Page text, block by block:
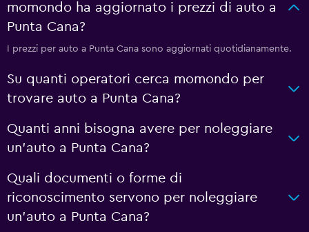
momondo ha aggiornato i prezzi di auto a
Punta Cana?
I prezzi per auto a Punta Cana sono aggiornati quotidianamente.
Su quanti operatori cerca momondo per
trovare auto a Punta Cana?
Quanti anni bisogna avere per noleggiare
un'auto a Punta Cana?
Quali documenti o forme di
riconoscimento servono per noleggiare
un'auto a Punta Cana?